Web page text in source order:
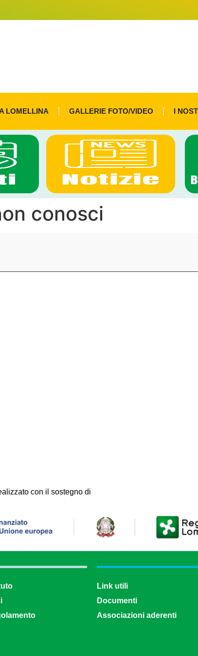
LOMELLINA GALLERIE FOTO/VIDEO I
conosci
con il sostegno di
Link utili
Documenti
Associazioni aderenti